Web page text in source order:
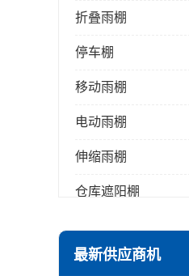
折叠雨棚
停车棚
移动雨棚
电动雨棚
伸缩雨棚
仓库遮阳棚
电动推拉雨棚
最新供应商机